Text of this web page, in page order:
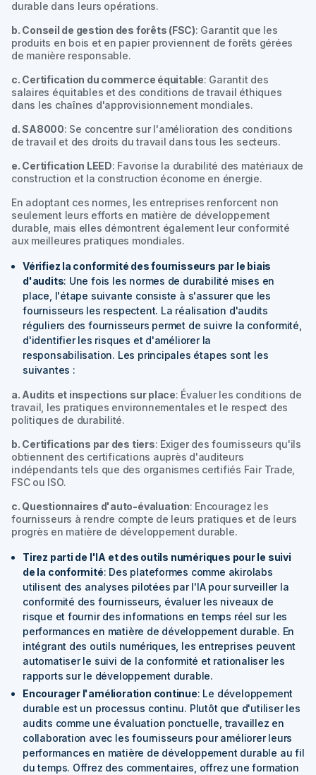
durable dans leurs opérations.
b. Conseil de gestion des forêts (FSC): Garantit que les
produits en bois et en papier proviennent de forêts gérées
de manière responsable.
c. Certification du commerce équitable: Garantit des
salaires équitables et des conditions de travail éthiques
dans les chaînes d'approvisionnement mondiales.
d. SA8000: Se concentre sur l'amélioration des conditions
de travail et des droits du travail dans tous les secteurs.
e. Certification LEED: Favorise la durabilité des matériaux de
construction et la construction économe en énergie.
En adoptant ces normes, les entreprises renforcent non
seulement leurs efforts en matière de développement
durable, mais elles démontrent également leur conformité
aux meilleures pratiques mondiales.
Vérifiez la conformité des fournisseurs par le biais
d'audits: Une fois les normes de durabilité mises en
place, l'étape suivante consiste à s'assurer que les
fournisseurs les respectent. La réalisation d'audits
réguliers des fournisseurs permet de suivre la conformité,
d'identifier les risques et d'améliorer la
responsabilisation. Les principales étapes sont les
suivantes :
a. Audits et inspections sur place: Évaluer les conditions de
travail, les pratiques environnementales et le respect des
politiques de durabilité.
b. Certifications par des tiers: Exiger des fournisseurs qu'ils
obtiennent des certifications auprès d'auditeurs
indépendants tels que des organismes certifiés Fair Trade,
FSC ou ISO.
c. Questionnaires d'auto-évaluation: Encouragez les
fournisseurs à rendre compte de leurs pratiques et de leurs
progrès en matière de développement durable.
Tirez parti de l'IA et des outils numériques pour le suivi
de la conformité: Des plateformes comme akirolabs
utilisent des analyses pilotées par l'IA pour surveiller la
conformité des fournisseurs, évaluer les niveaux de
risque et fournir des informations en temps réel sur les
performances en matière de développement durable. En
intégrant des outils numériques, les entreprises peuvent
automatiser le suivi de la conformité et rationaliser les
rapports sur le développement durable.
Encourager l'amélioration continue: Le développement
durable est un processus continu. Plutôt que d'utiliser les
audits comme une évaluation ponctuelle, travaillez en
collaboration avec les fournisseurs pour améliorer leurs
performances en matière de développement durable au fil
du temps. Offrez des commentaires, offrez une formation